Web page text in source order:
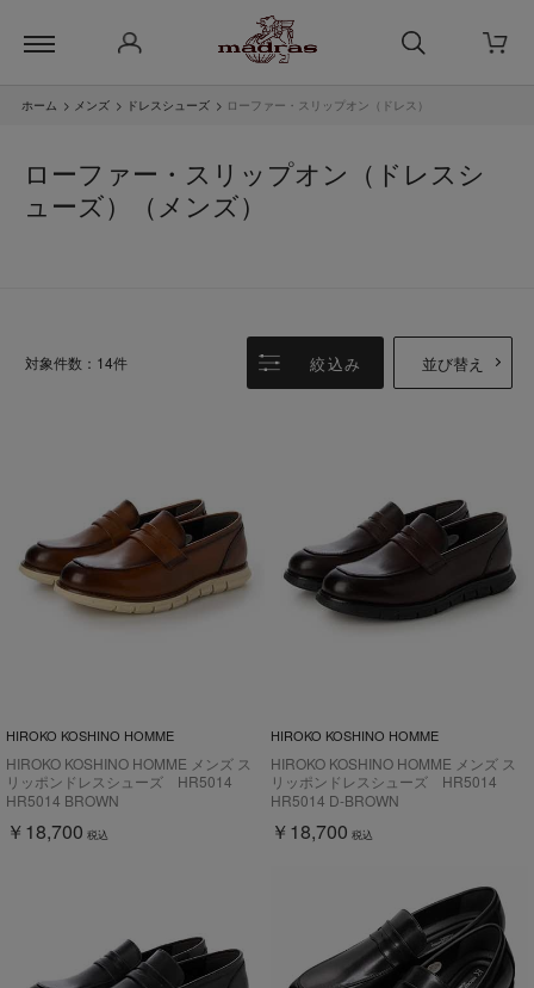
ホーム > メンズ > ドレスシューズ > ローファー・スリップオン（ドレス）
ローファー・スリップオン（ドレスシ
ューズ）（メンズ）
対象件数：14件 絞込み 並び替え
HIROKO KOSHINO HOMME
HIROKO KOSHINO HOMME メンズ ス
リッポンドレスシューズ HR5014
HR5014 BROWN
￥18,700 税込
HIROKO KOSHINO HOMME
HIROKO KOSHINO HOMME メンズ ス
リッポンドレスシューズ HR5014
HR5014 D-BROWN
￥18,700 税込